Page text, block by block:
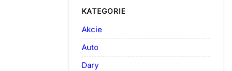
KATEGORIE
Akcie
Auto
Dary